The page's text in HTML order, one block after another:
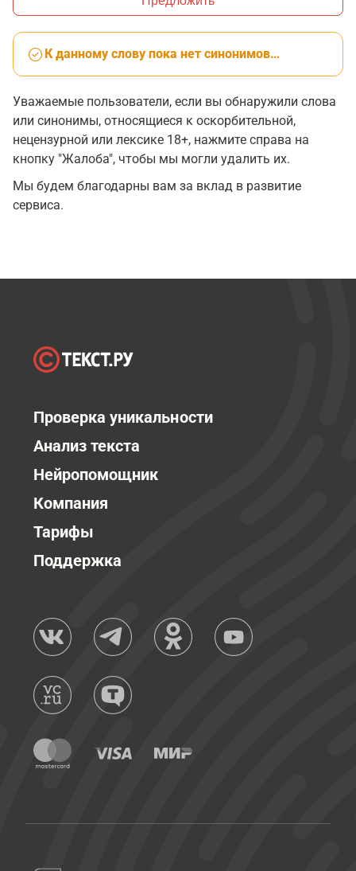
К данному слову пока нет синонимов…
Уважаемые пользователи, если вы обнаружили слова
или синонимы, относящиеся к оскорбительной,
нецензурной или лексике 18+, нажмите справа на
кнопку "Жалоба", чтобы мы могли удалить их.
Мы будем благодарны вам за вклад в развитие
сервиса.
Проверка уникальности
Анализ текста
Нейропомощник
Компания
Тарифы
Поддержка